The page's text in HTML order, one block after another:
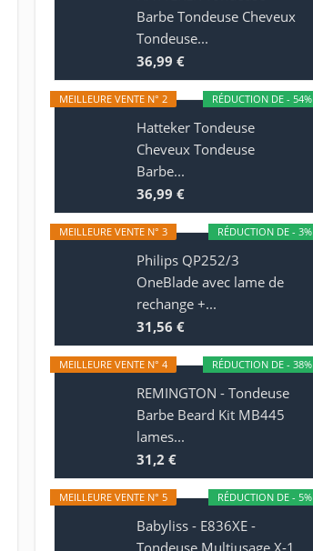
Barbe Tondeuse Cheveux
Tondeuse...
36,99 €
RÉDUCTION DE - 54%
MEILLEURE VENTE N° 2
Hatteker Tondeuse
Cheveux Tondeuse
Barbe...
36,99 €
RÉDUCTION DE - 3%
MEILLEURE VENTE N° 3
Philips QP252/3
OneBlade avec lame de
rechange +...
31,56 €
RÉDUCTION DE - 38%
MEILLEURE VENTE N° 4
REMINGTON - Tondeuse
Barbe Beard Kit MB445
lames...
31,2 €
RÉDUCTION DE - 5%
MEILLEURE VENTE N° 5
Babyliss - E836XE -
Tondeuse Multiusage X-1